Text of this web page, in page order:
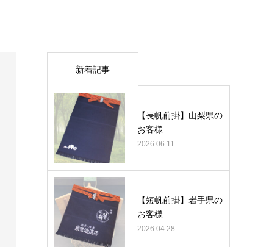
新着記事
【長帆前掛】山梨県の
お客様
2026.06.11
【短帆前掛】岩手県の
お客様
2026.04.28